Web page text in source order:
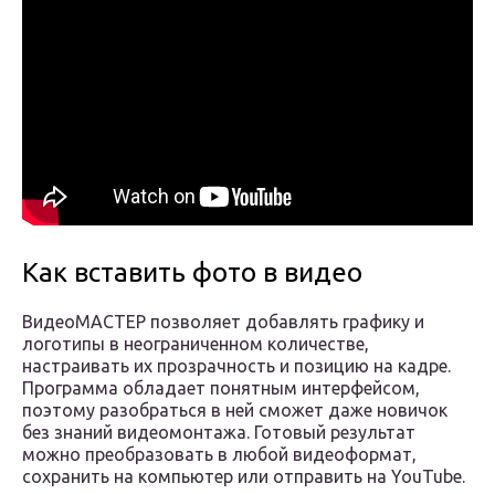
Как вставить фото в видео
ВидеоМАСТЕР позволяет добавлять графику и
логотипы в неограниченном количестве,
настраивать их прозрачность и позицию на кадре.
Программа обладает понятным интерфейсом,
поэтому разобраться в ней сможет даже новичок
без знаний видеомонтажа. Готовый результат
можно преобразовать в любой видеоформат,
сохранить на компьютер или отправить на YouTube.